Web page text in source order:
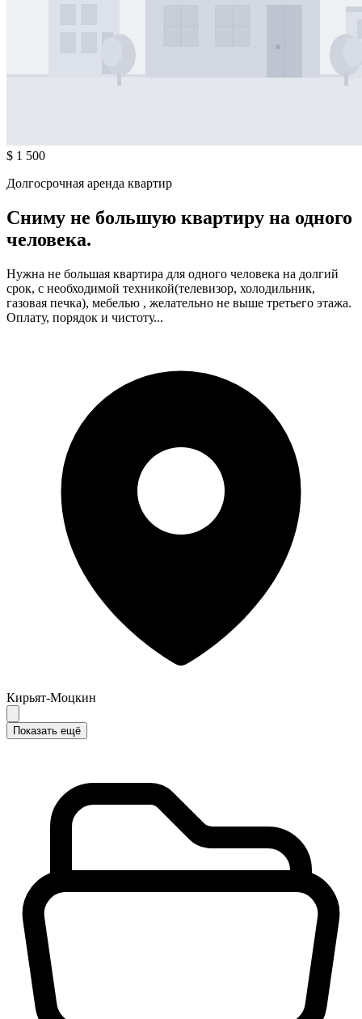
$ 1 500
Долгосрочная аренда квартир
Сниму не большую квартиру на одного
человека.
Нужна не большая квартира для одного человека на долгий
срок, с необходимой техникой(телевизор, холодильник,
газовая печка), мебелью , желательно не выше третьего этажа.
Оплату, порядок и чистоту...
Кирьят-Моцкин
Показать ещё